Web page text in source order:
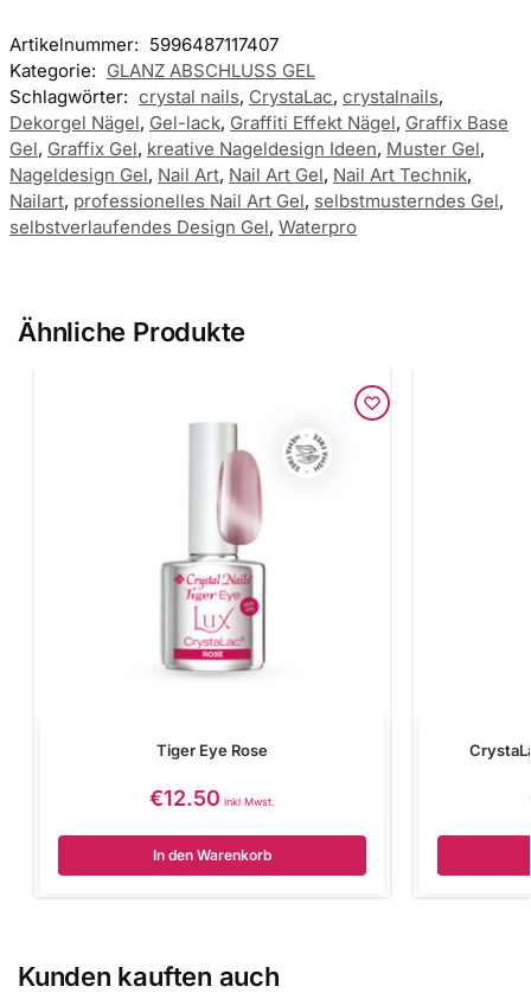
Artikelnummer: 5996487117407
Kategorie: GLANZ ABSCHLUSS GEL
Schlagwörter: crystal nails, CrystaLac, crystalnails,
Dekorgel Nägel, Gel-lack, Graffiti Effekt Nägel, Graffix Base
Gel, Graffix Gel, kreative Nageldesign Ideen, Muster Gel,
Nageldesign Gel, Nail Art, Nail Art Gel, Nail Art Technik,
Nailart, professionelles Nail Art Gel, selbstmusterndes Gel,
selbstverlaufendes Design Gel, Waterpro
Ähnliche Produkte
Tiger Eye Rose
€12.50 inkl Mwst.
In den Warenkorb
Kunden kauften auch